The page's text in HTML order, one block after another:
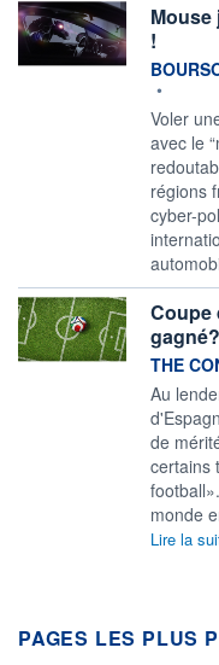
!
•
Voler
avec le
régions
cyber-
Coupe
gagné?
THE
Au
de
certains
monde
Lire la
PAGES LES PLUS